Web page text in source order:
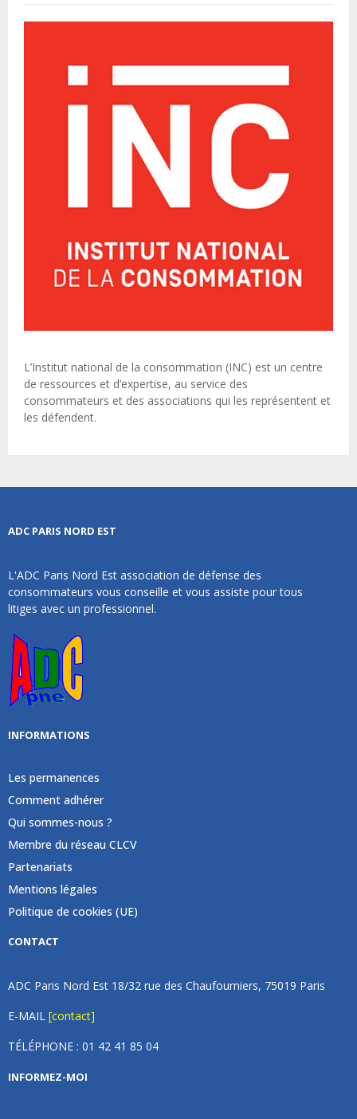
L’Institut national de la consommation (INC) est un centre
de ressources et d’expertise, au service des
consommateurs et des associations qui les représentent et
les défendent.
ADC PARIS NORD EST
L'ADC Paris Nord Est association de défense des
consommateurs vous conseille et vous assiste pour tous
litiges avec un professionnel.
INFORMATIONS
Les permanences
Comment adhérer
Qui sommes-nous ?
Membre du réseau CLCV
Partenariats
Mentions légales
Politique de cookies (UE)
CONTACT
ADC Paris Nord Est 18/32 rue des Chaufourniers, 75019 Paris
E-MAIL [contact]
TÉLÉPHONE : 01 42 41 85 04
INFORMEZ-MOI